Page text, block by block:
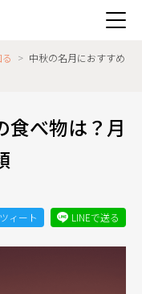
> 中秋の名月におすすめ
食べ物は？月
ツィート LINEで送る